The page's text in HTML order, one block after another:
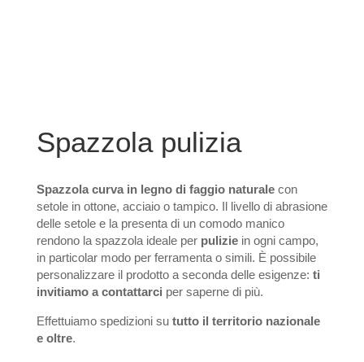
Spazzola pulizia
Spazzola curva in legno di faggio naturalecon
setole in ottone, acciaio o tampico. Il livello di abrasione
delle setole e la presenta di un comodo manico
rendono la spazzola ideale per puliziein ogni campo,
in particolar modo per ferramenta o simili. È possibile
personalizzare il prodotto a seconda delle esigenze: ti
invitiamo a contattarci per saperne di più.
Effettuiamo spedizioni su tutto il territorio nazionale
e oltre.